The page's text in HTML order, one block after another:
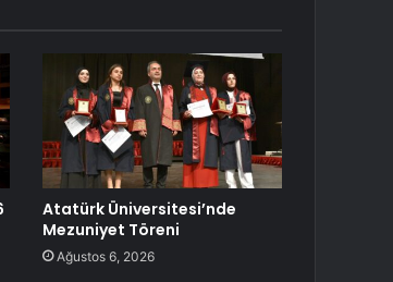
Atatürk Üniversitesi’nde
Mezuniyet Töreni
Ağustos 6, 2026